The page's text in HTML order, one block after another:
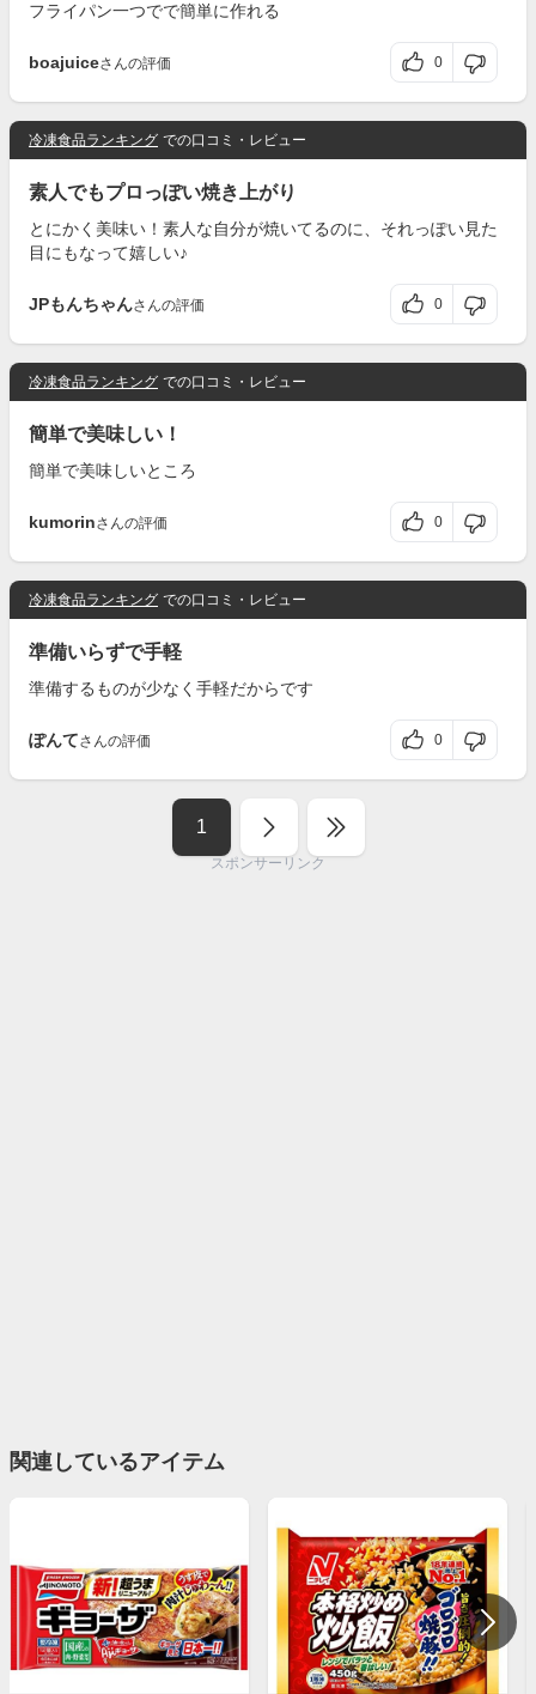
フライパン一つでで簡単に作れる
boajuiceさんの評価 0
冷凍食品ランキング での口コミ・レビュー
素人でもプロっぽい焼き上がり
とにかく美味い！素人な自分が焼いてるのに、それっぽい見た
目にもなって嬉しい♪
JPもんちゃんさんの評価 0
冷凍食品ランキング での口コミ・レビュー
簡単で美味しい！
簡単で美味しいところ
kumorinさんの評価 0
冷凍食品ランキング での口コミ・レビュー
準備いらずで手軽
準備するものが少なく手軽だからです
ぽんてさんの評価 0
1
スポンサーリンク
関連しているアイテム